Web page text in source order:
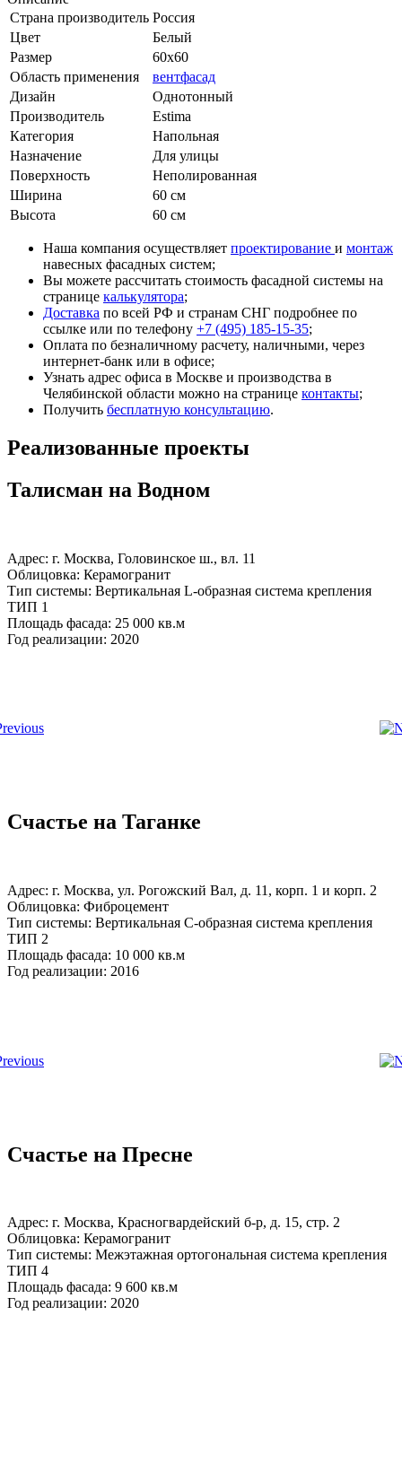
Страна производитель Россия
Цвет
Белый
Размер
60x60
Область применения
вентфасад
Дизайн
Однотонный
Производитель
Estima
Категория
Напольная
Назначение
Для улицы
Поверхность
Неполированная
Ширина
60 см
Высота
60 см
Наша компания осуществляет проектирование и монтаж
навесных фасадных систем;
Вы можете рассчитать стоимость фасадной системы на
странице калькулятора;
Доставка по всей РФ и странам СНГ подробнее по
ссылке или по телефону +7 (495) 185-15-35;
Оплата по безналичному расчету, наличными, через
интернет-банк или в офисе;
Узнать адрес офиса в Москве и производства в
Челябинской области можно на странице контакты;
Получить бесплатную консультацию.
Реализованные проекты
Талисман на Водном
Адрес: г. Москва, Головинское ш., вл. 11
Облицовка: Керамогранит
Тип системы: Вертикальная L-образная система крепления
ТИП 1
Площадь фасада: 25 000 кв.м
Год реализации: 2020
Счастье на Таганке
Адрес: г. Москва, ул. Рогожский Вал, д. 11, корп. 1 и корп. 2
Облицовка: Фиброцемент
Тип системы: Вертикальная С-образная система крепления
ТИП 2
Площадь фасада: 10 000 кв.м
Год реализации: 2016
Счастье на Пресне
Адрес: г. Москва, Красногвардейский б-р, д. 15, стр. 2
Облицовка: Керамогранит
Тип системы: Межэтажная ортогональная система крепления
ТИП 4
Площадь фасада: 9 600 кв.м
Год реализации: 2020